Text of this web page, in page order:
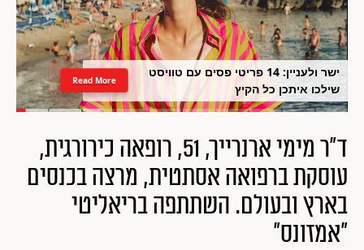
ישר ולעניין: 14 פריטי פסים עם טוויסט
שילכו איתכן כל הקיץ
Read More
ד"ר מימי ארנרייך, 51, רופאה כירורגית,
עוסקת ברפואה אסתטית, מרצה בכנסים
בארץ ובעולם. השתתפה בריאליטי
"אמזונס"